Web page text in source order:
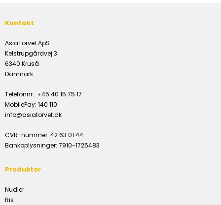
Kontakt
AsiaTorvet ApS
Kelstrupgårdvej 3
6340 Kruså
Danmark
Telefonnr.: +45 40 15 75 17
MobilePay: 140 110
info@asiatorvet.dk
CVR-nummer: 42 63 01 44
Bankoplysninger: 7910-1725483
Produkter
Nudler
Ris